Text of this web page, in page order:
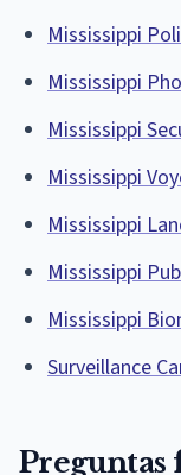
Mississippi
Mississippi
Mississippi
Mississippi
Mississippi
Mississippi
Mississippi
Surveillance
Preguntas